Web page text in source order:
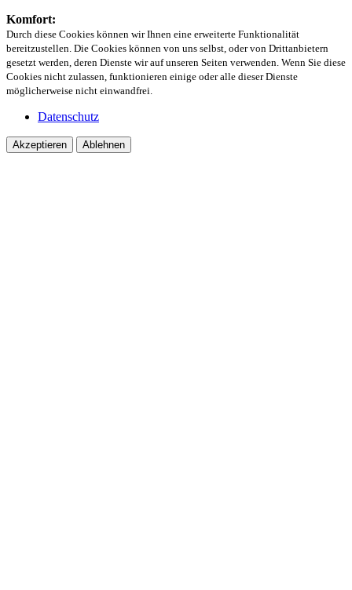
Komfort:
Durch diese Cookies können wir Ihnen eine erweiterte Funktionalität
bereitzustellen. Die Cookies können von uns selbst, oder von Drittanbietern
gesetzt werden, deren Dienste wir auf unseren Seiten verwenden. Wenn Sie diese
Cookies nicht zulassen, funktionieren einige oder alle dieser Dienste
möglicherweise nicht einwandfrei.
Datenschutz
Akzeptieren Ablehnen